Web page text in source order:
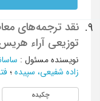
9.
نقد ترجمه‌های
توزیعی آراء
نویسنده مسئول :
زاده شفیعی، سپیده؛
چکیده